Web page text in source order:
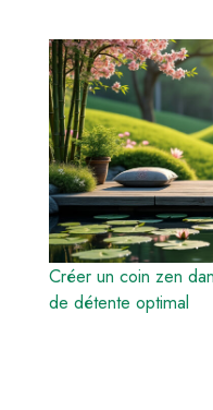
Créer un coin zen
de détente optimal